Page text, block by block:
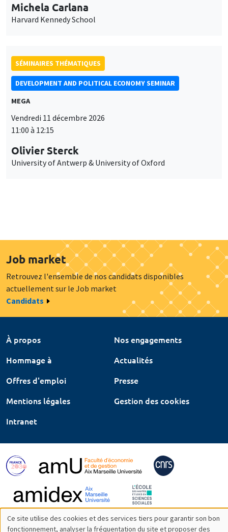
Michela Carlana
Harvard Kennedy School
SÉMINAIRES THÉMATIQUES
DEVELOPMENT AND POLITICAL ECONOMY SEMINAR
MEGA
Vendredi 11 décembre 2026
11:00 à 12:15
Olivier Sterck
University of Antwerp & University of Oxford
Job market
Retrouvez l'ensemble de nos candidats disponibles
actuellement sur le Job market
Candidats
À propos
Nos engagements
Hommage à
Actualités
Offres d'emploi
Presse
Mentions légales
Gestion des cookies
Intranet
Ce site utilise des cookies et des services tiers pour garantir son bon
fonctionnement, analyser la fréquentation du site et proposer des